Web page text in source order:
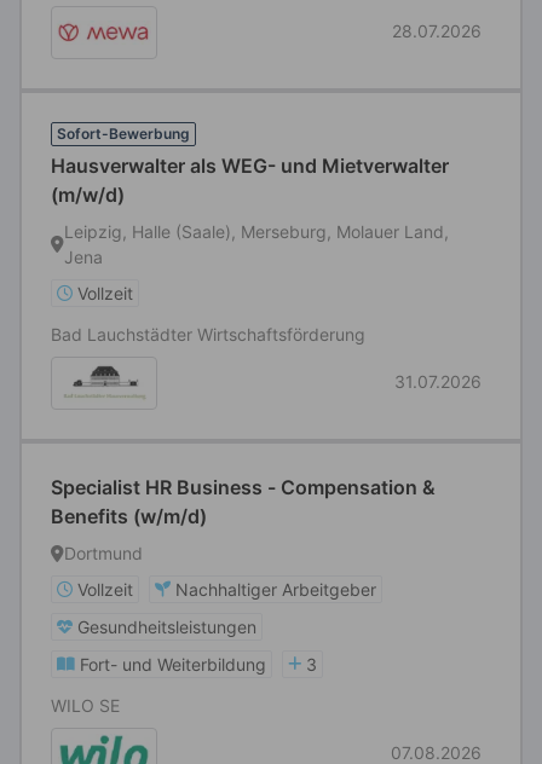
28.07.2026
Sofort-Bewerbung
Hausverwalter als WEG- und Mietverwalter
(m/w/d)
Leipzig, Halle (Saale), Merseburg, Molauer Land,
Jena
Vollzeit
Bad Lauchstädter Wirtschaftsförderung
31.07.2026
Specialist HR Business - Compensation &
Benefits (w/m/d)
Dortmund
Vollzeit
Nachhaltiger Arbeitgeber
Gesundheitsleistungen
Fort- und Weiterbildung
3
WILO SE
07.08.2026